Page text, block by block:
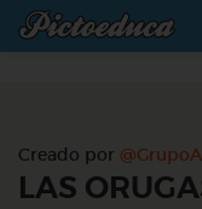
Creado por
LAS